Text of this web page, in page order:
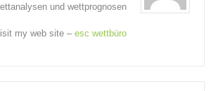
und wettprognosen
my web site –esc wettbüro